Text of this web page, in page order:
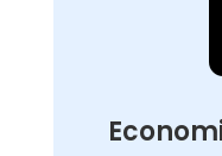
conserto